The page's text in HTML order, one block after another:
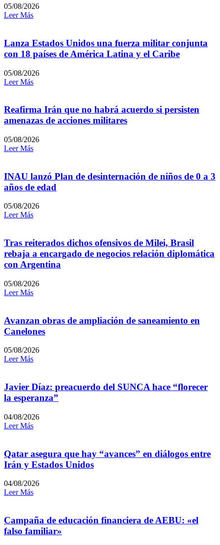
05/08/2026
Leer Más
Lanza Estados Unidos una fuerza militar conjunta
con 18 países de América Latina y el Caribe
05/08/2026
Leer Más
Reafirma Irán que no habrá acuerdo si persisten
amenazas de acciones militares
05/08/2026
Leer Más
INAU lanzó Plan de desinternación de niños de 0 a 3
años de edad
05/08/2026
Leer Más
Tras reiterados dichos ofensivos de Milei, Brasil
rebaja a encargado de negocios relación diplomática
con Argentina
05/08/2026
Leer Más
Avanzan obras de ampliación de saneamiento en
Canelones
05/08/2026
Leer Más
Javier Díaz: preacuerdo del SUNCA hace “florecer
la esperanza”
04/08/2026
Leer Más
Qatar asegura que hay “avances” en diálogos entre
Irán y Estados Unidos
04/08/2026
Leer Más
Campaña de educación financiera de AEBU: «el
falso familiar»